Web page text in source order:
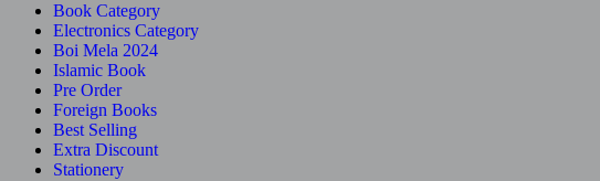
Book Category
Electronics Category
Boi Mela 2024
Islamic Book
Pre Order
Foreign Books
Best Selling
Extra Discount
Stationery